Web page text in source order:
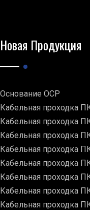
Новая Продукция
Основание ОСР
Кабельная проходка
Кабельная проходка
Кабельная проходка
Кабельная проходка
Кабельная проходка
Кабельная проходка
Кабельная проходка
Кабельная проходка